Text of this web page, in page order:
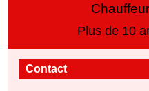
Plus de 10
Contact